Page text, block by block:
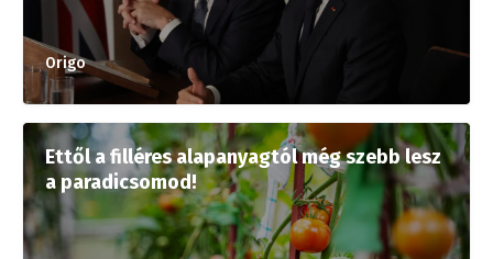
Origo
Ettől a filléres alapanyagtól még szebb lesz
a paradicsomod!